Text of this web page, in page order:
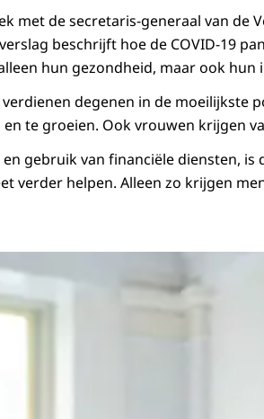
met de secretaris-generaal van
beschrijft hoe de COVID-19
hun gezondheid, maar ook
verdienen degenen in de moeilijkste
te groeien. Ook vrouwen krijgen
gebruik van financiële diensten,
verder helpen. Alleen zo krijgen
bladert in boek.